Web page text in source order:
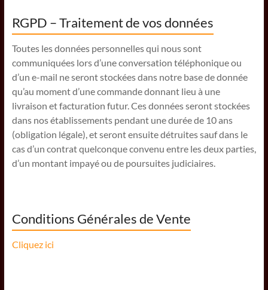
RGPD – Traitement de vos données
Toutes les données personnelles qui nous sont
communiquées lors d’une conversation téléphonique ou
d’un e-mail ne seront stockées dans notre base de donnée
qu’au moment d’une commande donnant lieu à une
livraison et facturation futur. Ces données seront stockées
dans nos établissements pendant une durée de 10 ans
(obligation légale), et seront ensuite détruites sauf dans le
cas d’un contrat quelconque convenu entre les deux parties,
d’un montant impayé ou de poursuites judiciaires.
Conditions Générales de Vente
Cliquez ici